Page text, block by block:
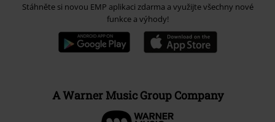
Stáhněte si novou EMP aplikaci zdarma a využijte všechny nové
funkce a výhody!
A Warner Music Group Company